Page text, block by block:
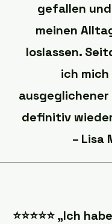
gefallen
meinen
loslassen.
ich mich
definitiv
– Lisa
⭐️⭐️⭐️⭐️⭐️ „Ich